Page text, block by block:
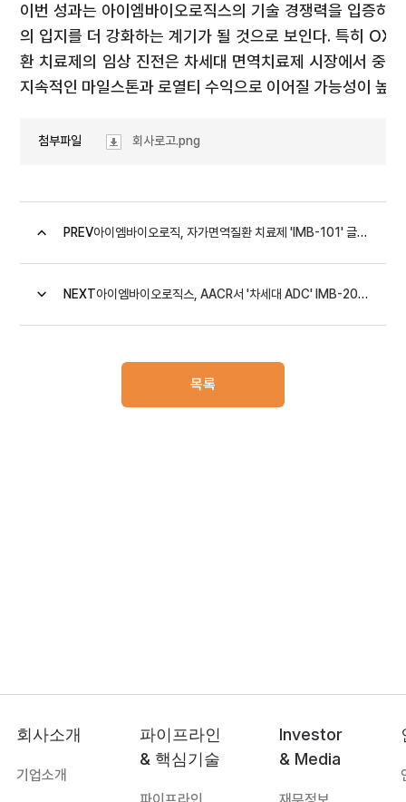
이번 성과는 아이엠바이오로직스의 기술 경쟁력을 입증하
의 입지를 더 강화하는 계기가 될 것으로 보인다. 특히
환 치료제의 임상 진전은 차세대 면역치료제 시장에서 중
지속적인 마일스톤과 로열티 수익으로 이어질 가능성이 높
첨부파일 회사로고.png
PREV 아이엠바이오로직, 자가면역질환 치료제 'IMB-101' 글로벌 임...
NEXT 아이엠바이오로직스, AACR서 '차세대 ADC' IMB-201 비임상 데이터...
목록
회사소개
기업소개
파이프라인
& 핵심기술
Investor
& Media